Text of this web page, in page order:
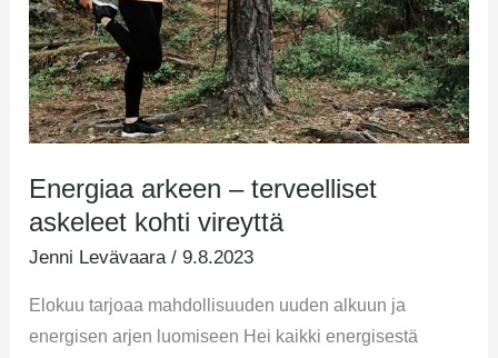
Energiaa arkeen – terveelliset
askeleet kohti vireyttä
Jenni Levävaara/9.8.2023
Elokuu tarjoaa mahdollisuuden uuden alkuun ja
energisen arjen luomiseen Hei kaikki energisestä
kohti
vireyttä